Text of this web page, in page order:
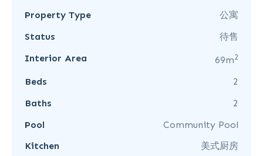
Property Type
公寓
Status
待售
Interior Area
69m2
Beds
2
Baths
2
Pool
Community Pool
Kitchen
美式厨房